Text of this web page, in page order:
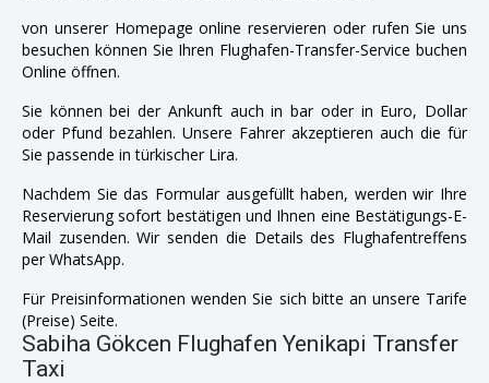
von unserer Homepage online reservieren oder rufen Sie uns
besuchen können Sie Ihren Flughafen-Transfer-Service buchen
Online öffnen.
Sie können bei der Ankunft auch in bar oder in Euro, Dollar
oder Pfund bezahlen. Unsere Fahrer akzeptieren auch die für
Sie passende in türkischer Lira.
Nachdem Sie das Formular ausgefüllt haben, werden wir Ihre
Reservierung sofort bestätigen und Ihnen eine Bestätigungs-E-
Mail zusenden. Wir senden die Details des Flughafentreffens
per WhatsApp.
Für Preisinformationen wenden Sie sich bitte an unsere Tarife
(Preise) Seite.
Sabiha Gökcen Flughafen Yenikapi Transfer
Taxi